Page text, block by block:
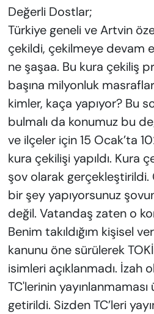
Değerli Dostlar;
Türkiye geneli ve Artvin
çekildi, çekilmeye devam
ne şaşaa. Bu kura çekiliş
başına milyonluk
kimler, kaça yapıyor? Bu
bulmalı da konumuz bu
ve ilçeler için 15 Ocak’ta
kura çekilişi yapıldı. Kura
şov olarak
bir şey yapıyorsunuz
değil. Vatandaş zaten o
Benim takıldığım kişisel
kanunu öne sürülerek
isimleri açıklanmadı. İzah
TC'lerinin
getirildi. Sizden TC’leri